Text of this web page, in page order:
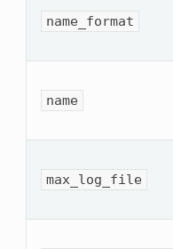
name_format
name
max_log_file